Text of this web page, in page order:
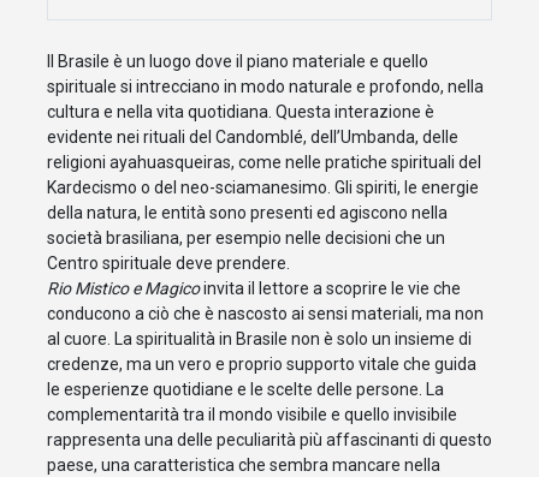
Il Brasile è un luogo dove il piano materiale e quello
spirituale si intrecciano in modo naturale e profondo, nella
cultura e nella vita quotidiana. Questa interazione è
evidente nei rituali del Candomblé, dell’Umbanda, delle
religioni ayahuasqueiras, come nelle pratiche spirituali del
Kardecismo o del neo-sciamanesimo. Gli spiriti, le energie
della natura, le entità sono presenti ed agiscono nella
società brasiliana, per esempio nelle decisioni che un
Centro spirituale deve prendere.
Rio Mistico e Magicoinvita il lettore a scoprire le vie che
conducono a ciò che è nascosto ai sensi materiali, ma non
al cuore. La spiritualità in Brasile non è solo un insieme di
credenze, ma un vero e proprio supporto vitale che guida
le esperienze quotidiane e le scelte delle persone. La
complementarità tra il mondo visibile e quello invisibile
rappresenta una delle peculiarità più affascinanti di questo
paese, una caratteristica che sembra mancare nella